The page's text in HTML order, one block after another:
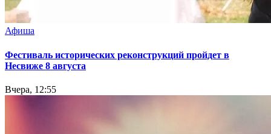
Афиша
Фестиваль исторических реконструкций пройдет в
Несвиже 8 августа
Вчера, 12:55